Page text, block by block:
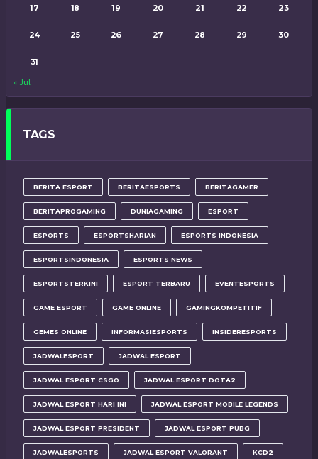
17 18 19 20 21 22 23
24 25 26 27 28 29 30
31
« Jul
TAGS
BERITA ESPORT BERITAESPORTS BERITAGAMER
BERITAPROGAMING DUNIAGAMING ESPORT
ESPORTS ESPORTSHARIAN ESPORTS INDONESIA
ESPORTSINDONESIA ESPORTS NEWS
ESPORTSTERKINI ESPORT TERBARU EVENTESPORTS
GAME ESPORT GAME ONLINE GAMINGKOMPETITIF
GEMES ONLINE INFORMASIESPORTS INSIDERESPORTS
JADWALESPORT JADWAL ESPORT
JADWAL ESPORT CSGO JADWAL ESPORT DOTA2
JADWAL ESPORT HARI INI JADWAL ESPORT MOBILE LEGENDS
JADWAL ESPORT PRESIDENT JADWAL ESPORT PUBG
JADWALESPORTS JADWAL ESPORT VALORANT KCD2